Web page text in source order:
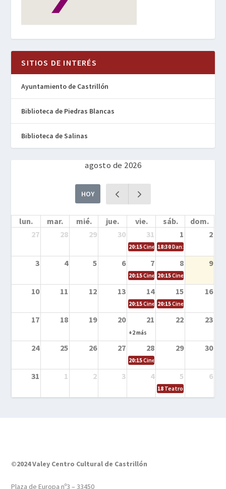
SITIOS DE INTERÉS
Ayuntamiento de Castrillón
Biblioteca de Piedras Blancas
Biblioteca de Salinas
agosto de 2026
HOY
lun. mar. mié. jue. vie. sáb.
dom.
27
28 29 30 31 1 2
20:15Cine en la calle – Cómo
18:30Danza – Cita en el
3 4 5 6 7 8 9
20:15Cine en la calle – El niño y la
20:15Cine en la calle –
10 11 12 13 14 15 16
20:15Cine en la calle – Tortugas
20:15Cine en la calle –
17 18 19 20 21 22 23
+2 más
24 25 26 27 28 29 30
20:15Cine en el calle – Tintín y el
31 1 2 3 4 5 6
18 Teatro – Tres
©2024 Valey Centro Cultural de Castrillón
Plaza de Europa nº3 – 33450